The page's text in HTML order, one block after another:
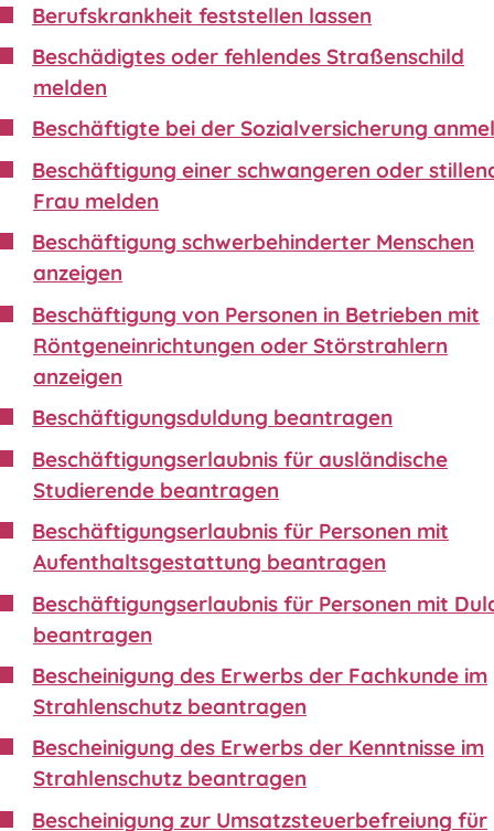
Berufskrankheit feststellen lassen
Beschädigtes oder fehlendes Straßenschild
melden
Beschäftigte bei der Sozialversicherung
Beschäftigung einer schwangeren oder
Frau melden
Beschäftigung schwerbehinderter Menschen
anzeigen
Beschäftigung von Personen in Betrieben mit
Röntgeneinrichtungen oder Störstrahlern
anzeigen
Beschäftigungsduldung beantragen
Beschäftigungserlaubnis für ausländische
Studierende beantragen
Beschäftigungserlaubnis für Personen mit
Aufenthaltsgestattung beantragen
Beschäftigungserlaubnis für Personen mit
beantragen
Bescheinigung des Erwerbs der Fachkunde im
Strahlenschutz beantragen
Bescheinigung des Erwerbs der Kenntnisse im
Strahlenschutz beantragen
Bescheinigung zur Umsatzsteuerbefreiung für